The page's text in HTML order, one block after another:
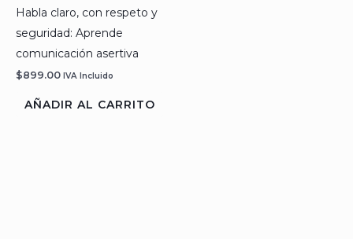
Habla claro, con respeto y
seguridad: Aprende
comunicación asertiva
$899.00 IVA Incluido
AÑADIR AL CARRITO